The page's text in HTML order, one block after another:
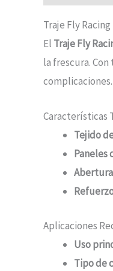
Traje Fly
El Traje Fly
la frescura.
Características
Tejido
Paneles
Aplicaciones
Uso
Tipo de